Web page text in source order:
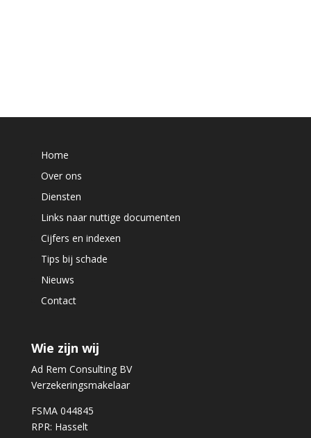
Home
Over ons
Diensten
Links naar nuttige documenten
Cijfers en indexen
Tips bij schade
Nieuws
Contact
Wie zijn wij
Ad Rem Consulting BV
Verzekeringsmakelaar
FSMA 044845
RPR: Hasselt